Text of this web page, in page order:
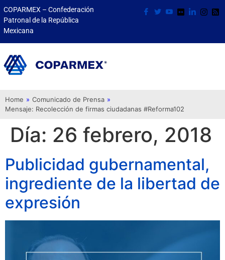
COPARMEX – Confederación
Patronal de la República
Mexicana
Home » Comunicado de Prensa »
Mensaje: Recolección de firmas ciudadanas #Reforma102
Día: 26 febrero, 2018
Publicidad gubernamental,
ingrediente de la libertad de
expresión